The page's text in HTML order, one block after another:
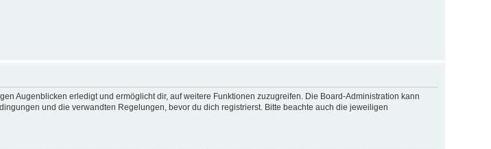
Augenblicken erledigt und ermöglicht dir, auf weitere Funktionen zuzugreifen. Die Board-Administration kann
und die verwandten Regelungen, bevor du dich registrierst. Bitte beachte auch die jeweiligen